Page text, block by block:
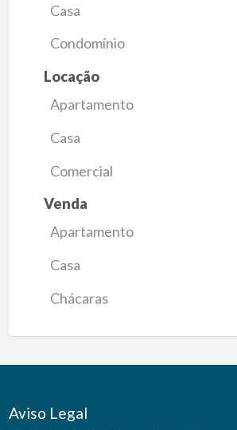
Casa
Condomínio
Locação
Apartamento
Casa
Comercial
Venda
Apartamento
Casa
Chácaras
Aviso Legal